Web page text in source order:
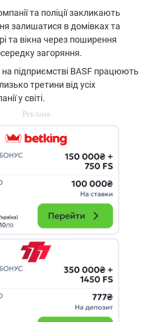
та поліції закликають
залишатися в домівках та
та вікна через поширення
загоряння.
підприємстві BASF працюють
третини від усіх
у світі.